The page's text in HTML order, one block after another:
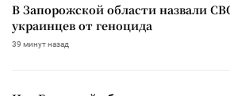
В Запорожской области назвали
украинцев от геноцида
39 минут назад